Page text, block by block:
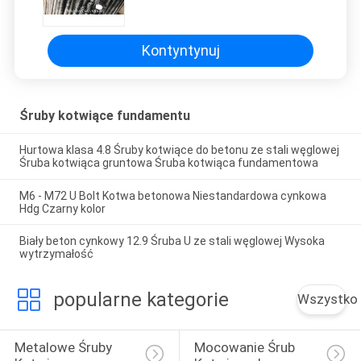
Kontyntynuj
Śruby kotwiące fundamentu
Hurtowa klasa 4.8 Śruby kotwiące do betonu ze stali węglowej
Śruba kotwiąca gruntowa Śruba kotwiąca fundamentowa
M6 - M72 U Bolt Kotwa betonowa Niestandardowa cynkowa
Hdg Czarny kolor
Biały beton cynkowy 12.9 Śruba U ze stali węglowej Wysoka
wytrzymałość
popularne kategorie Wszystko
Metalowe Śruby
Mocowanie Śrub